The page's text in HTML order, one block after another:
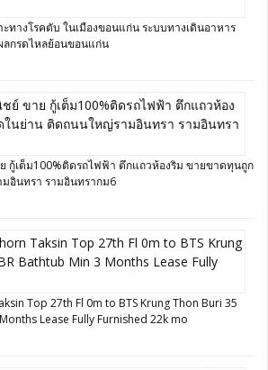
ทางโรคตับ ในเมืองขอนแก่น ระบบทางเดินอาหาร
ลกรดไหลย้อนขอนแก่น
กู้เต็ม100%ติดรถไฟฟ้า ตึกแถวห้องริม ขายขาดทุนถูก
อินทรา รามอินทรากม6
Top 27th Fl 0m to BTS Krung Thon Buri 35
Lease Fully Furnished 22k mo